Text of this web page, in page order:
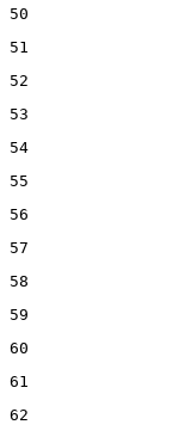
50
51
52
53
54
55
56
57
58
59
60
61
62